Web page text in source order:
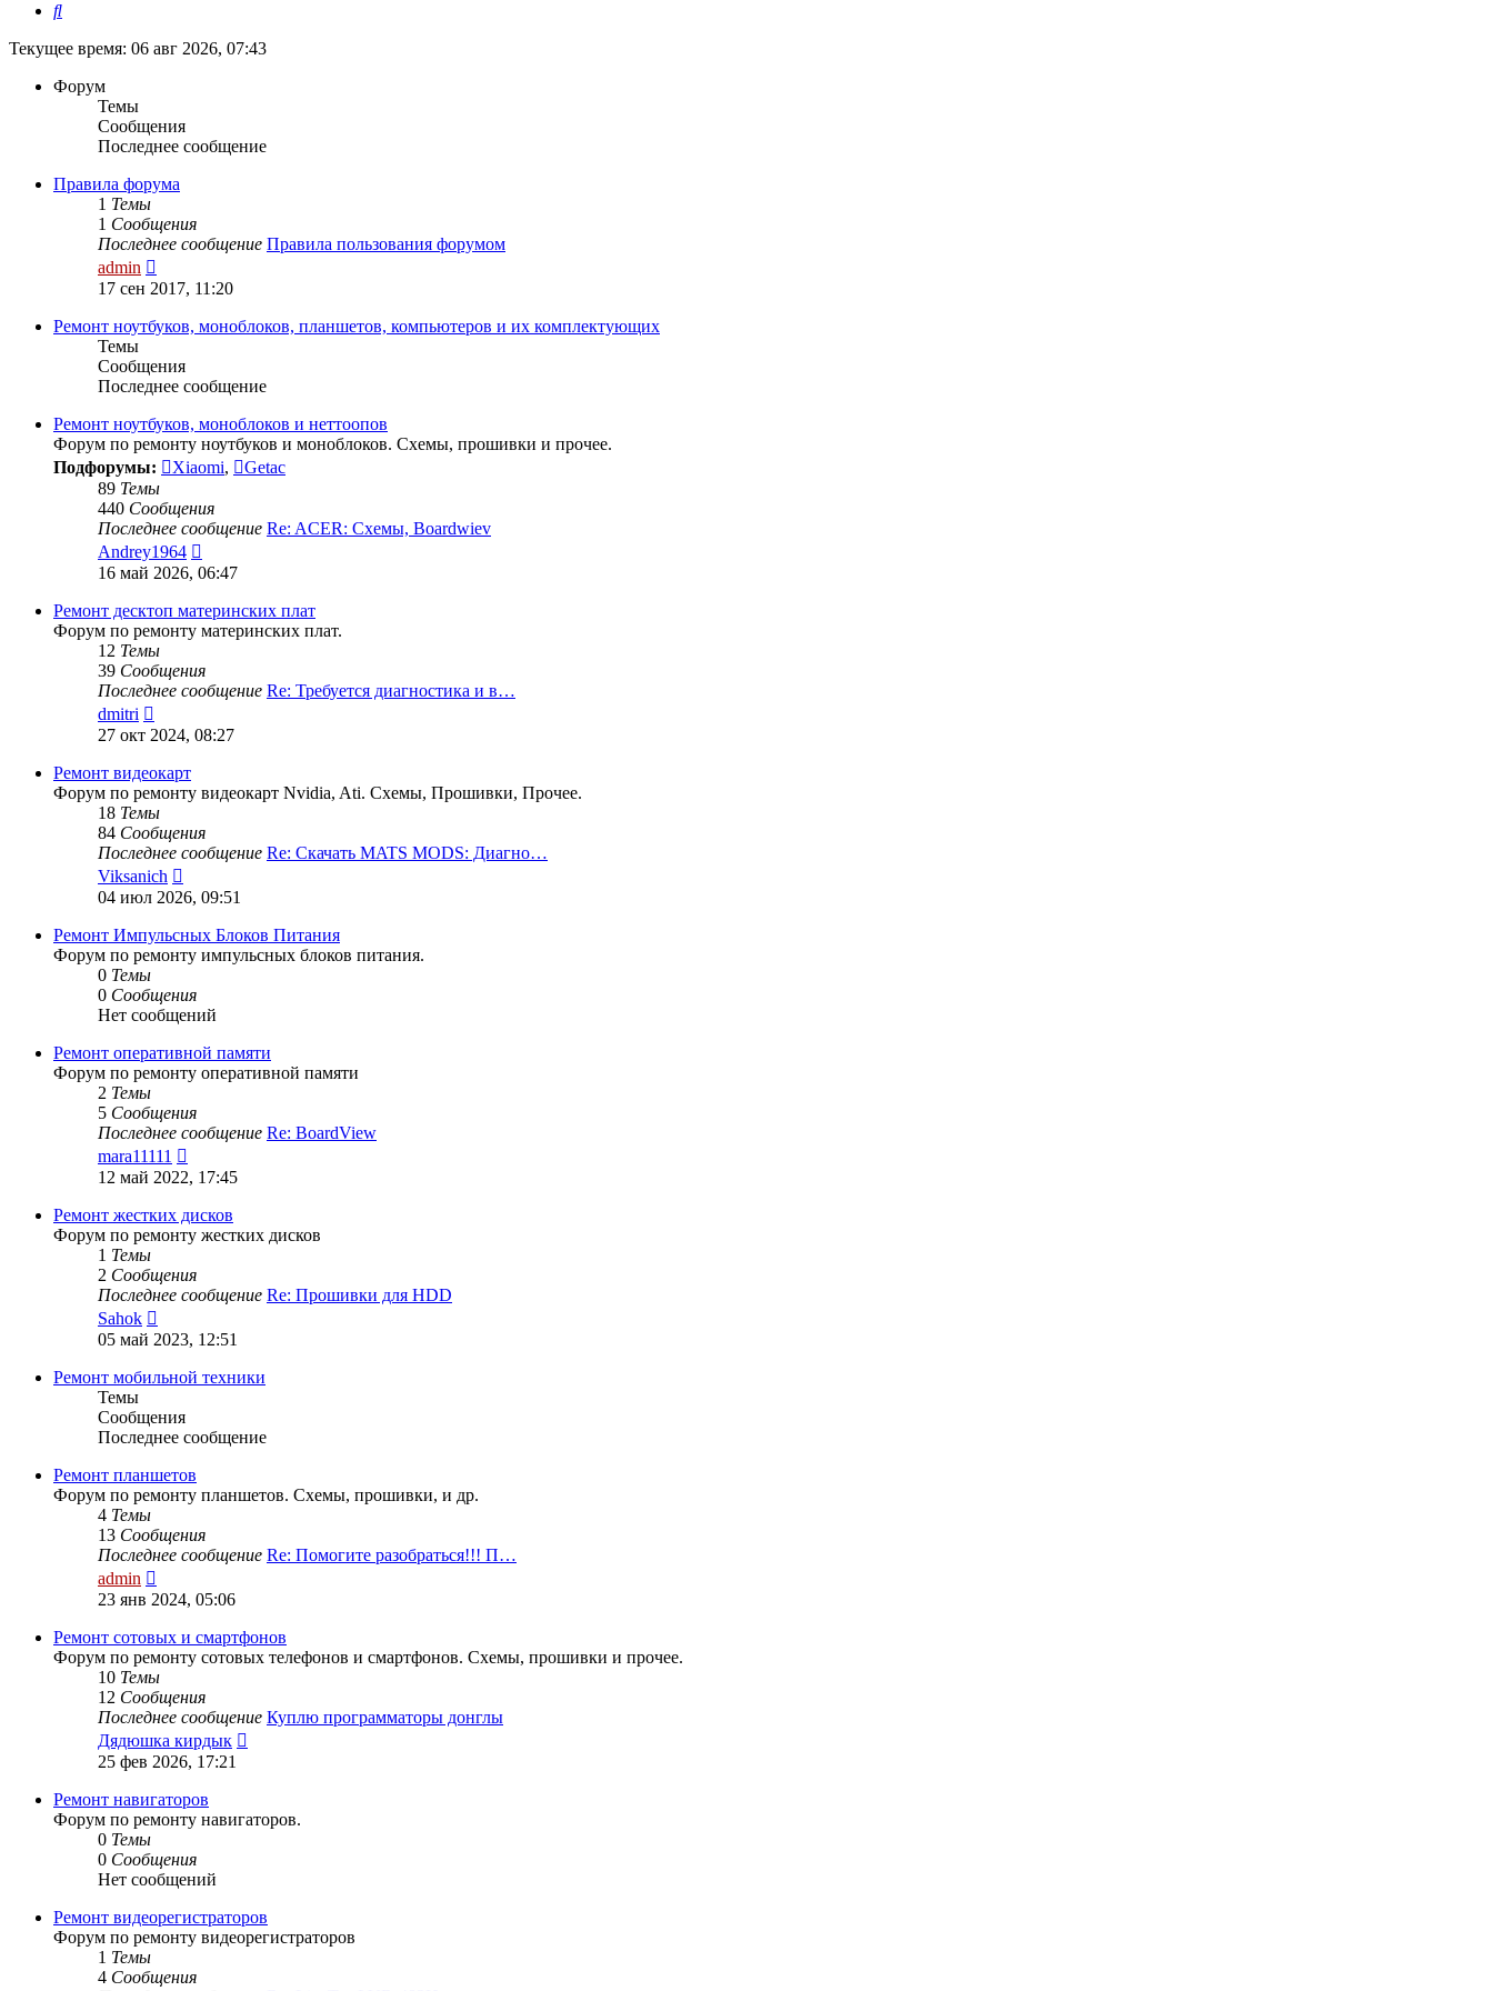
Поиск
Текущее время: 06 авг 2026, 07:43
Форум
Темы
Сообщения
Последнее сообщение
Правила форума
1 Темы
1 Сообщения
Последнее сообщение Правила пользования форумом
admin
к
сообщению
17 сен 2017, 11:20
Ремонт ноутбуков, моноблоков, планшетов, компьютеров и их комплектующих
Темы
Сообщения
Последнее сообщение
Ремонт ноутбуков, моноблоков и неттоопов
Форум по ремонту ноутбуков и моноблоков. Схемы, прошивки и прочее.
Подфорумы:
Xiaomi,
Getac
89 Темы
440 Сообщения
Последнее сообщение Re: ACER: Схемы, Boardwiev
Andrey1964
к
сообщению
16 май 2026, 06:47
Ремонт десктоп материнских плат
Форум по ремонту материнских плат.
12 Темы
39 Сообщения
Последнее сообщение Re: Требуется диагностика и в…
dmitri
к
сообщению
27 окт 2024, 08:27
Ремонт видеокарт
Форум по ремонту видеокарт Nvidia, Ati. Схемы, Прошивки, Прочее.
18 Темы
84 Сообщения
Последнее сообщение Re: Скачать MATS MODS: Диагно…
Viksanich
к
сообщению
04 июл 2026, 09:51
Ремонт Импульсных Блоков Питания
Форум по ремонту импульсных блоков питания.
0 Темы
0 Сообщения
Нет сообщений
Ремонт оперативной памяти
Форум по ремонту оперативной памяти
2 Темы
5 Сообщения
Последнее сообщение Re: BoardView
mara11111
к
сообщению
12 май 2022, 17:45
Ремонт жестких дисков
Форум по ремонту жестких дисков
1 Темы
2 Сообщения
Последнее сообщение Re: Прошивки для HDD
Sahok
к
сообщению
05 май 2023, 12:51
Ремонт мобильной техники
Темы
Сообщения
Последнее сообщение
Ремонт планшетов
Форум по ремонту планшетов. Схемы, прошивки, и др.
4 Темы
13 Сообщения
Последнее сообщение Re: Помогите разобраться!!! П…
admin
к
сообщению
23 янв 2024, 05:06
Ремонт сотовых и смартфонов
Форум по ремонту сотовых телефонов и смартфонов. Схемы, прошивки и прочее.
10 Темы
12 Сообщения
Последнее сообщение Куплю программаторы донглы
Дядюшка кирдык
25 фев 2026, 17:21
Ремонт навигаторов
Форум по ремонту навигаторов.
0 Темы
0 Сообщения
Нет сообщений
Ремонт видеорегистраторов
Форум по ремонту видеорегистраторов
1 Темы
4 Сообщения